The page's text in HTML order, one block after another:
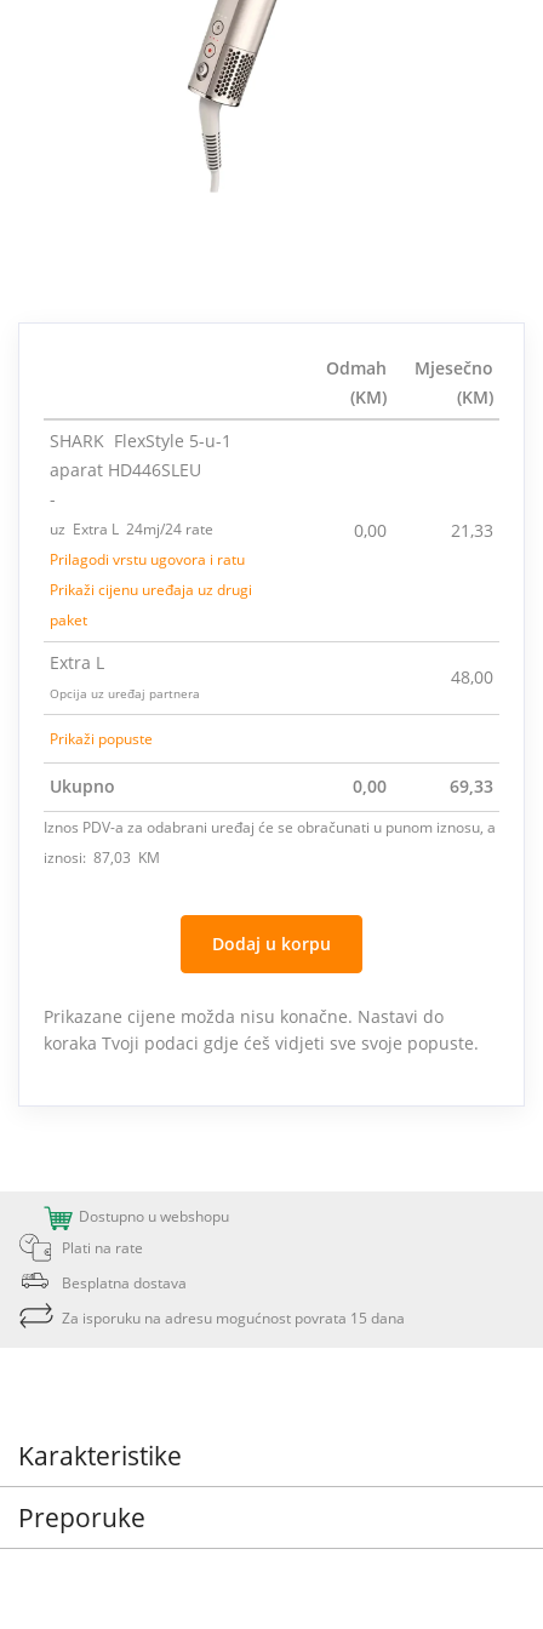
Odmah
(KM)
Mjesečno
(KM)
SHARK FlexStyle 5-u-1
aparat HD446SLEU
-
uz Extra L 24mj/24 rate
Prilagodi vrstu ugovora i ratu
Prikaži cijenu uređaja uz drugi
paket
0,00 21,33
Extra L
Opcija uz uređaj partnera
48,00
Prikaži popuste
Ukupno 0,00 69,33
Iznos PDV-a za odabrani uređaj će se obračunati u punom iznosu, a
iznosi: 87,03 KM
Dodaj u korpu
Prikazane cijene možda nisu konačne. Nastavi do
koraka Tvoji podaci gdje ćeš vidjeti sve svoje popuste.
Dostupno u webshopu
Plati na rate
Besplatna dostava
Za isporuku na adresu mogućnost povrata 15 dana
Karakteristike
Preporuke